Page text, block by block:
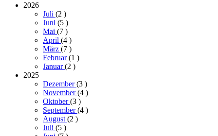
2026
Juli (2 )
Juni (5 )
Mai (7 )
April (4 )
März (7 )
Februar(1 )
Januar(2 )
2025
Dezember(3 )
November(4 )
Oktober(3 )
September(4 )
August (2 )
Juli (5 )